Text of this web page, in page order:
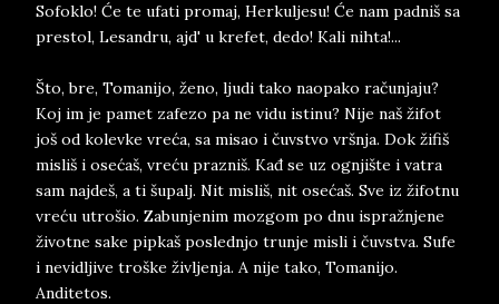
Sofoklo! Će te ufati promaj, Herkuljesu! Će nam padniš sa
prestol, Lesandru, ajd' u krefet, dedo! Kali nihta!...
Što, bre, Tomanijo, ženo, ljudi tako naopako računjaju?
Koj im je pamet zafezo pa ne vidu istinu? Nije naš žifot
još od kolevke vreća, sa misao i čuvstvo vršnja. Dok žifiš
misliš i osećaš, vreću prazniš. Kađ se uz ognjište i vatra
sam najdeš, a ti šupalj. Nit misliš, nit osećaš. Sve iz žifotnu
vreću utrošio. Zabunjenim mozgom po dnu ispražnjene
životne sake pipkaš poslednjo trunje misli i čuvstva. Sufe
i nevidljive troške življenja. A nije tako, Tomanijo.
Anditetos.